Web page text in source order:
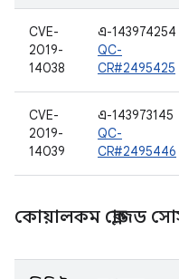
CVE-
2019-
14038
এ-143974254
QC-
CR#2495425
CVE-
2019-
14039
এ-143973145
QC-
CR#2495446
কোয়ালকম ক্লোজড